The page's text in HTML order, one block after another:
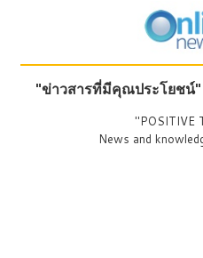
"ข่าวสารที่มีคุณประโยชน์"
"POSITIVE
News and